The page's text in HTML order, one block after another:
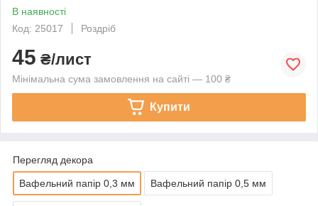
В наявності
Код: 25017
Роздріб
45 ₴/лист
Мінімальна сума замовлення на сайті — 100 ₴
Купити
Перегляд декора
Вафельний папір 0,3 мм Вафельний папір 0,5 мм